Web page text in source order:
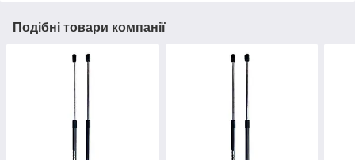
Подібні товари компанії